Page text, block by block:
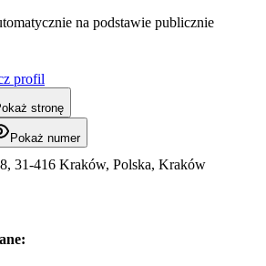
na podstawie publicznie
profil
stronę
Pokaż numer
31-416 Kraków, Polska, Kraków